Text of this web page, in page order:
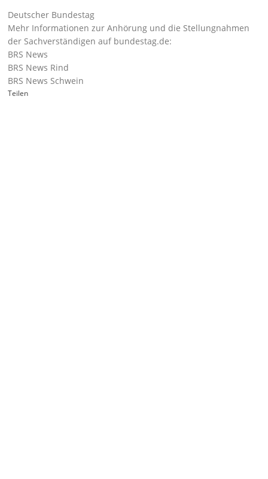
Deutscher Bundestag
Mehr Informationen zur Anhörung und die Stellungnahmen
der Sachverständigen auf bundestag.de:
BRS News
BRS News Rind
BRS News Schwein
Teilen